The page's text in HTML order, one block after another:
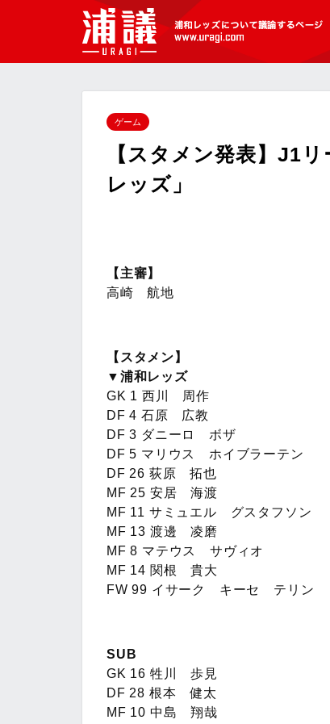
[浦議]浦和レッズについて議論するペ
ゲーム
【スタメン発表】J1
レッズ」
【主審】
高崎 航地
【スタメン】
▼浦和レッズ
GK 1 西川 周作
DF 4 石原 広教
DF 3 ダニーロ ボザ
DF 5 マリウス ホイブラーテン
DF 26 荻原 拓也
MF 25 安居 海渡
MF 11 サミュエル グスタフソン
MF 13 渡邊 凌磨
MF 8 マテウス サヴィオ
MF 14 関根 貴大
FW 99 イサーク キーセ テリン
SUB
GK 16 牲川 歩見
DF 28 根本 健太
MF 10 中島 翔哉